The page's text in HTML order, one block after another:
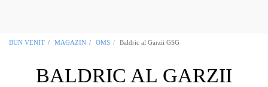
BUN VENIT MAGAZIN OMS Baldric al Garzii GSG
BALDRIC AL GARZII